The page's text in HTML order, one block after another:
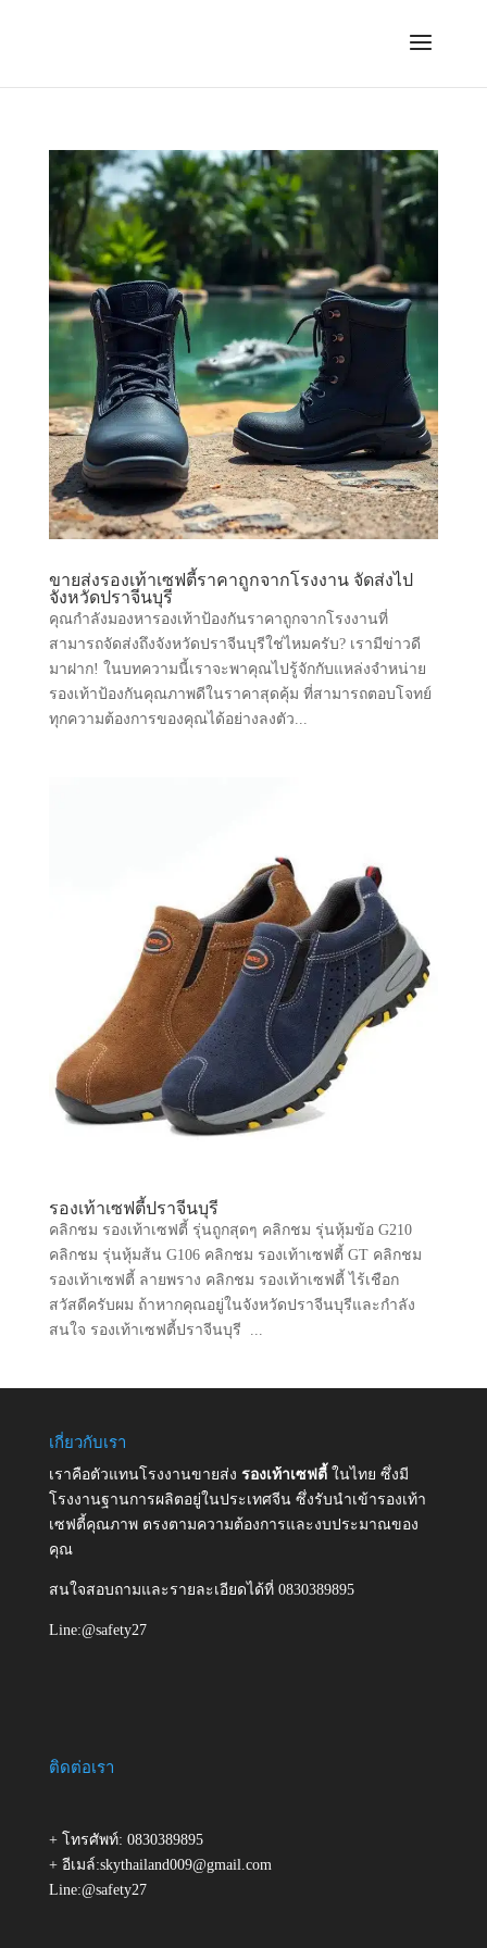
ขายส่งรองเท้าเซฟตี้ราคาถูกจากโรงงาน จัดส่งไป
จังหวัดปราจีนบุรี
คุณกำลังมองหารองเท้าป้องกันราคาถูกจากโรงงานที่
สามารถจัดส่งถึงจังหวัดปราจีนบุรีใช่ไหมครับ? เรามีข่าวดี
มาฝาก! ในบทความนี้เราจะพาคุณไปรู้จักกับแหล่งจำหน่าย
รองเท้าป้องกันคุณภาพดีในราคาสุดคุ้ม ที่สามารถตอบโจทย์
ทุกความต้องการของคุณได้อย่างลงตัว...
รองเท้าเซฟตี้ปราจีนบุรี
คลิกชม รองเท้าเซฟตี้ รุ่นถูกสุดๆ คลิกชม รุ่นหุ้มข้อ G210
คลิกชม รุ่นหุ้มส้น G106 คลิกชม รองเท้าเซฟตี้ GT คลิกชม
รองเท้าเซฟตี้ ลายพราง คลิกชม รองเท้าเซฟตี้ ไร้เชือก
สวัสดีครับผม ถ้าหากคุณอยู่ในจังหวัดปราจีนบุรีและกำลัง
สนใจ รองเท้าเซฟตี้ปราจีนบุรี ...
เกี่ยวกับเรา
เราคือตัวแทนโรงงานขายส่ง รองเท้าเซฟตี้ ในไทย ซึ่งมี
โรงงานฐานการผลิตอยู่ในประเทศจีน ซึ่งรับนำเข้ารองเท้า
เซฟตี้คุณภาพ ตรงตามความต้องการและงบประมาณของ
คุณ
สนใจสอบถามและรายละเอียดได้ที่ 0830389895
Line:@safety27
ติดต่อเรา
+ โทรศัพท์: 0830389895
+ อีเมล์:skythailand009@gmail.com
Line:@safety27